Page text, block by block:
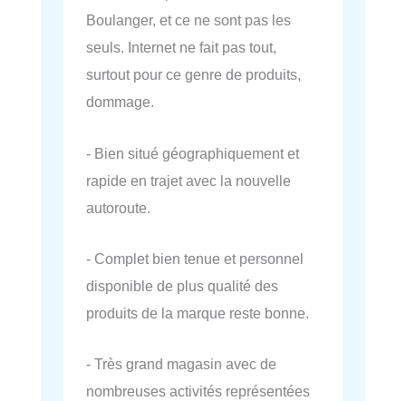
Boulanger, et ce ne sont pas les
seuls. Internet ne fait pas tout,
surtout pour ce genre de produits,
dommage.
- Bien situé géographiquement et
rapide en trajet avec la nouvelle
autoroute.
- Complet bien tenue et personnel
disponible de plus qualité des
produits de la marque reste bonne.
- Très grand magasin avec de
nombreuses activités représentées